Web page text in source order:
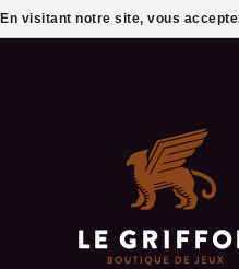
En visitant notre site, vous